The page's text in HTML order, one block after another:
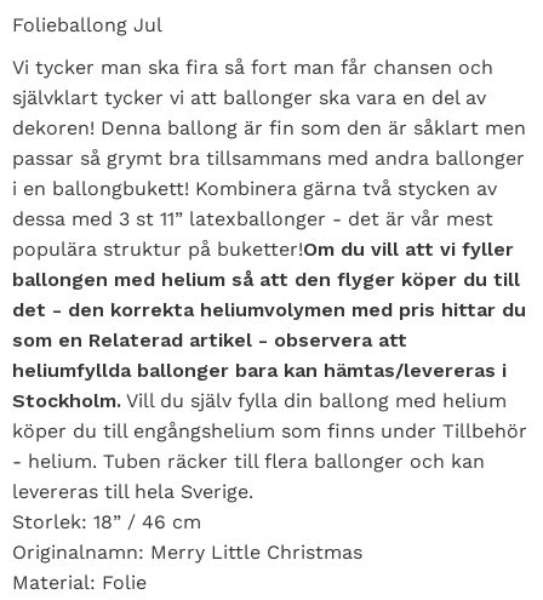
Folieballong Jul
Vi tycker man ska fira så fort man får chansen och
självklart tycker vi att ballonger ska vara en del av
dekoren! Denna ballong är fin som den är såklart men
passar så grymt bra tillsammans med andra ballonger
i en ballongbukett! Kombinera gärna två stycken av
dessa med 3 st 11” latexballonger - det är vår mest
populära struktur på buketter!Om du vill att vi fyller
ballongen med helium så att den flyger köper du till
det - den korrekta heliumvolymen med pris hittar du
som en Relaterad artikel - observera att
heliumfyllda ballonger bara kan hämtas/levereras i
Stockholm. Vill du själv fylla din ballong med helium
köper du till engångshelium som finns under Tillbehör
- helium. Tuben räcker till flera ballonger och kan
levereras till hela Sverige.
Storlek: 18” / 46 cm
Originalnamn: Merry Little Christmas
Material: Folie